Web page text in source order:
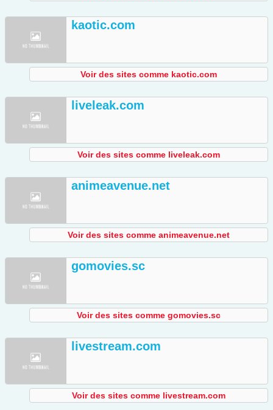
kaotic.com
Voir des sites comme kaotic.com
liveleak.com
Voir des sites comme liveleak.com
animeavenue.net
Voir des sites comme animeavenue.net
gomovies.sc
Voir des sites comme gomovies.sc
livestream.com
Voir des sites comme livestream.com